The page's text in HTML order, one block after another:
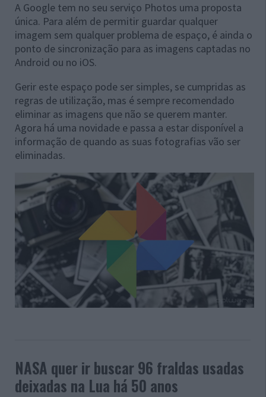
A Google tem no seu serviço Photos uma proposta
única. Para além de permitir guardar qualquer
imagem sem qualquer problema de espaço, é ainda o
ponto de sincronização para as imagens captadas no
Android ou no iOS.
Gerir este espaço pode ser simples, se cumpridas as
regras de utilização, mas é sempre recomendado
eliminar as imagens que não se querem manter.
Agora há uma novidade e passa a estar disponível a
informação de quando as suas fotografias vão ser
eliminadas.
NASA quer ir buscar 96 fraldas usadas
deixadas na Lua há 50 anos